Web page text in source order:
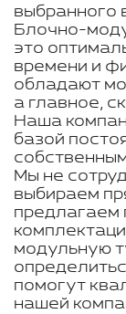
выбранного
Блочно-
это
времени и
обладают
а главное,
Наша
базой
Мы не
выбираем
предлагаем
модульную
помогут
нашей